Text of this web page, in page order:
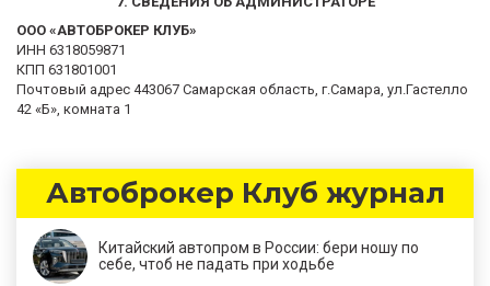
ООО «АВТОБРОКЕР КЛУБ»
ИНН 6318059871
КПП 631801001
Почтовый адрес 443067 Самарская область, г.Самара, ул.Гастелло
42 «Б», комната 1
Автоброкер Клуб журнал
Китайский автопром в России: бери ношу по
себе, чтоб не падать при ходьбе